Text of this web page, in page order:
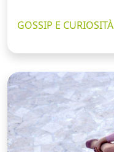
GOSSIP E CURIOSITÀ